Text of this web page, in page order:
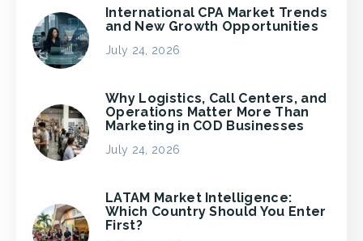
International CPA Market Trends
and New Growth Opportunities
July 24, 2026
Why Logistics, Call Centers, and
Operations Matter More Than
Marketing in COD Businesses
July 24, 2026
LATAM Market Intelligence:
Which Country Should You Enter
First?